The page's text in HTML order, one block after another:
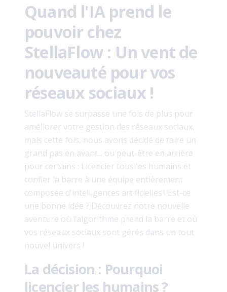
Quand l'IA prend le
pouvoir chez
StellaFlow : Un vent de
nouveauté pour vos
réseaux sociaux !
StellaFlow se surpasse une fois de plus pour
améliorer votre gestion des réseaux sociaux,
mais cette fois, nous avons décidé de faire un
grand pas en avant... ou peut-être en arrière
pour certains : Licencier tous les humains et
confier la barre à une équipe entièrement
composée d'intelligences artificielles ! Est-ce
une bonne idée ? Découvrez notre nouvelle
aventure où l’algorithme prend la barre et où
vos réseaux sociaux sont gérés dans un tout
nouvel univers !
La décision : Pourquoi
licencier les humains ?